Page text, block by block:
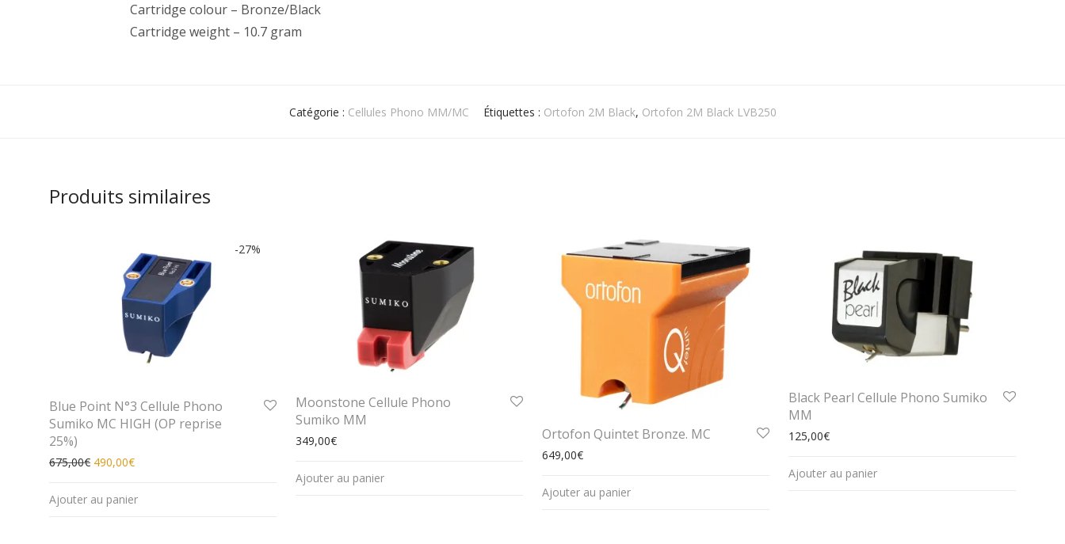
Cartridge colour – Bronze/Black
Cartridge weight – 10.7 gram
Catégorie : Cellules Phono MM/MC Étiquettes : Ortofon 2M Black, Ortofon 2M Black LVB250
Produits similaires
-27%
Blue Point N°3 Cellule Phono
Sumiko MC HIGH (OP reprise
25%)
675,00€ Le prix initial était : 675,00€.
490,00€Le prix actuel est : 490,00€.
Ajouter au panier
Moonstone Cellule Phono
Sumiko MM
349,00€
Ajouter au panier
Ortofon Quintet Bronze. MC
649,00€
Ajouter au panier
Black Pearl Cellule Phono Sumiko
MM
125,00€
Ajouter au panier